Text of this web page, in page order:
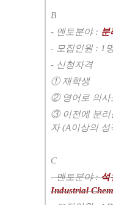
B
- 멘토분야 : 분
- 모집인원 : 1
- 신청자격
① 재학생
② 영어로 의사
③ 이전에 분리
자 (A이상의
C
- 멘토분야 :석
Industrial